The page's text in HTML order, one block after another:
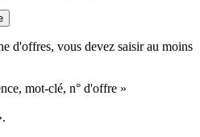
d'offres, vous devez saisir au moins
mot-clé, n° d'offre »